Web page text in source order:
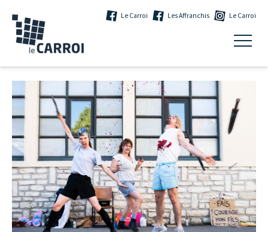
Le Carroi Les Affranchis Le Carroi